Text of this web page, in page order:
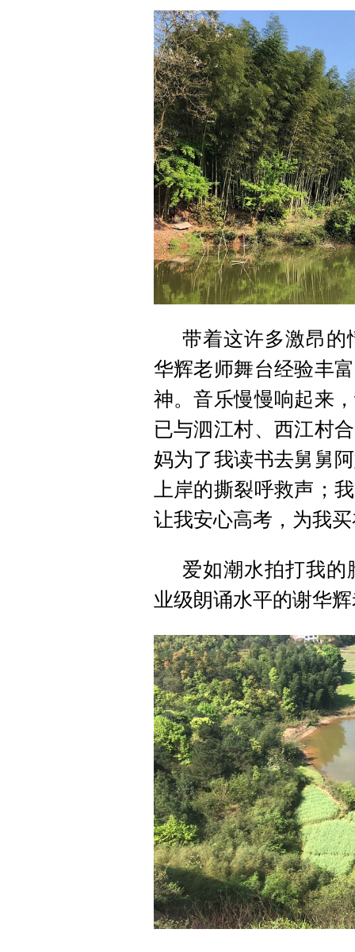
带着这许多激昂的
华辉老师舞台经验丰
神。音乐慢慢响起来
已与泗江村、西江村
妈为了我读书去舅舅
上岸的撕裂呼救声；
让我安心高考，为我
爱如潮水拍打我
业级朗诵水平的谢华